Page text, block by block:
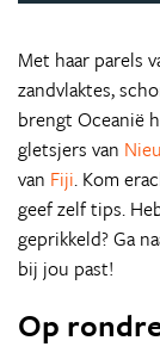
Met haar parels
zandvlaktes,
brengt Oceanië
gletsjers van
van Fiji. Kom
geef zelf tips.
geprikkeld? Ga
bij jou past!
Op